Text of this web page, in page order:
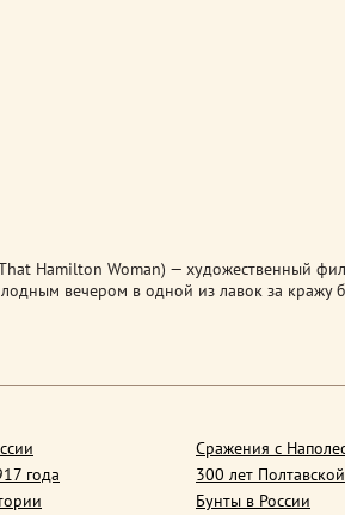
That Hamilton Woman) — художественный
вечером в одной из лавок за кражу
года
Сражения с
300 лет
Бунты в России